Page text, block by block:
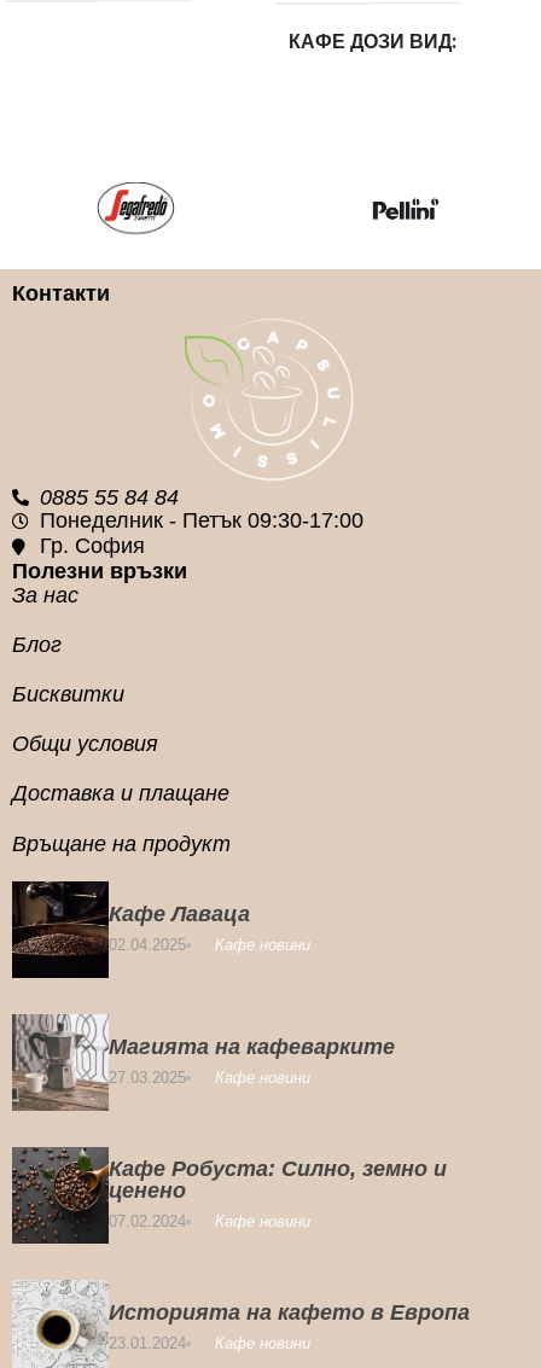
КАФЕ ДОЗИ ВИД
Контакти
0885 55 84 84
Понеделник - Петък 09:30-17:00
Гр. София
Полезни връзки
За нас
Блог
Бисквитки
Общи условия
Доставка и плащане
Връщане на продукт
Кафе Лаваца
02.04.2025 Кафе новини
Магията на кафеварките
27.03.2025 Кафе новини
Кафе Робуста: Силно, земно и
ценено
07.02.2024 Кафе новини
Историята на кафето в Европа
23.01.2024 Кафе новини